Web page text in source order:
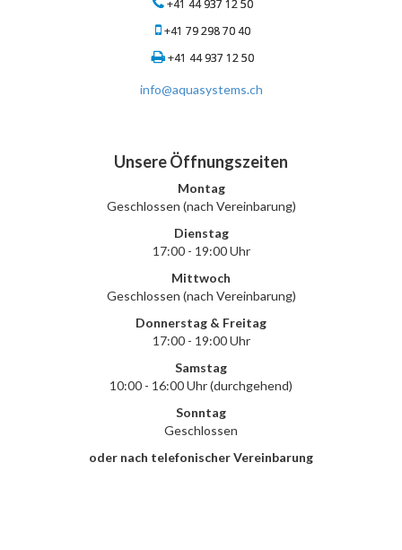
+41 44 937 12 50
+41 79 298 70 40
+41 44 937 12 50
info@aquasystems.ch
Unsere Öffnungszeiten
Montag
Geschlossen (nach Vereinbarung)
Dienstag
17:00 - 19:00 Uhr
Mittwoch
Geschlossen (nach Vereinbarung)
Donnerstag & Freitag
17:00 - 19:00 Uhr
Samstag
10:00 - 16:00 Uhr (durchgehend)
Sonntag
Geschlossen
oder nach telefonischer Vereinbarung